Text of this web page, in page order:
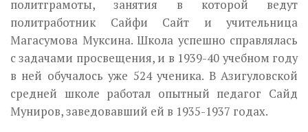
политграмоты, заня­тия в которой ведут
политработник Сайфи Сайт и учительница
Магасумова Муксина. Школа успешно справлялась
с задачами просвещения, и в 1939-40 учебном году
в ней обучалось уже 524 ученика. В Азигуловской
средней школе работал опытный педагог Сайд
Муниров, заведовавший ей в 1935-1937 годах.